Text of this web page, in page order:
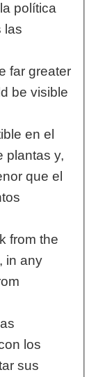
política
las
far greater
be visible
en el
plantas y,
que el
from the
in any
los
sus